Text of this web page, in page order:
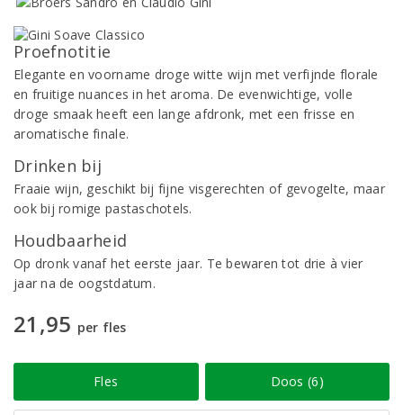
Proefnotitie
Elegante en voorname droge witte wijn met verfijnde florale
en fruitige nuances in het aroma. De evenwichtige, volle
droge smaak heeft een lange afdronk, met een frisse en
aromatische finale.
Drinken bij
Fraaie wijn, geschikt bij fijne visgerechten of gevogelte, maar
ook bij romige pastaschotels.
Houdbaarheid
Op dronk vanaf het eerste jaar. Te bewaren tot drie à vier
jaar na de oogstdatum.
21,95 per fles
Fles Doos (6)